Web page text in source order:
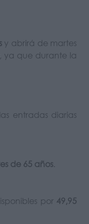
y abrirá de martes
, ya que durante la
entradas diarias
de 65 años.
por 49,95